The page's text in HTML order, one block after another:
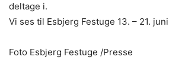
deltage i.
Vi ses til Esbjerg Festuge 13. – 21.
Foto Esbjerg Festuge /Presse